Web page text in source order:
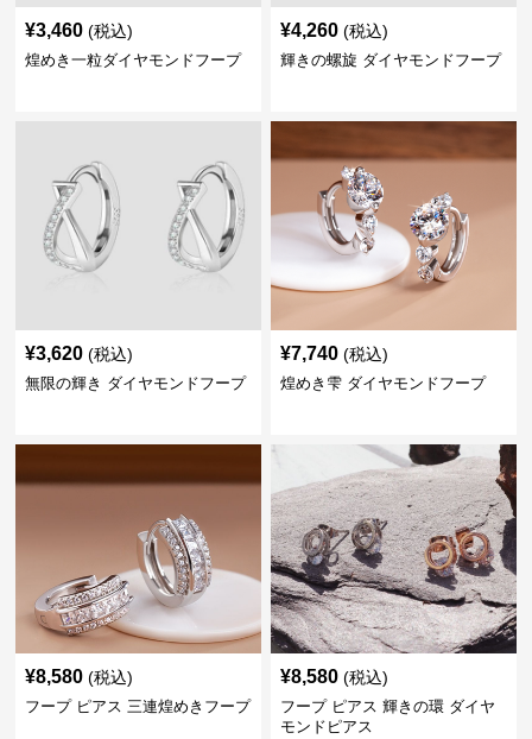
¥3,460 (税込)
煌めき一粒ダイヤモンドフープ
¥4,260 (税込)
輝きの螺旋 ダイヤモンドフープ
¥3,620 (税込)
無限の輝き ダイヤモンドフープ
¥7,740 (税込)
煌めき雫 ダイヤモンドフープ
¥8,580 (税込)
フープ ピアス 三連煌めきフープ
¥8,580 (税込)
フープ ピアス 輝きの環 ダイヤ
モンドピアス